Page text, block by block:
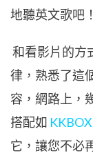
地聽英文歌吧！
和看影片的方
律，熟悉了這
容，網路上，
搭配如 KKBOX
它，讓您不必